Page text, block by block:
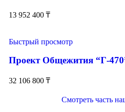
13 952 400 ₸
Быстрый просмотр
Проект Общежития “Г-
32 106 800 ₸
Смотреть часть